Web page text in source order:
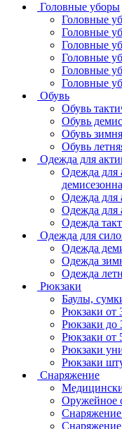
Головные уборы
Головные
Головные
Головные
Головные
Головные
Головные
Обувь
Обувь
Обувь
Обувь
Обувь
Одежда для
Одежда для
Одежда для
Одежда для
Одежда
Одежда для
Одежда
Одежда
Одежда
Рюкзаки
Баулы,
Рюкзаки от
Рюкзаки до
Рюкзаки от
Рюкзаки
Рюкзаки
Снаряжение
Оружейное
Снаряжение
Снаряжение